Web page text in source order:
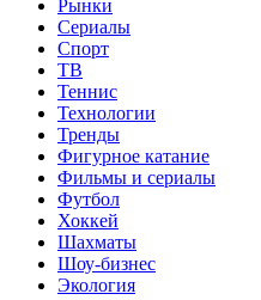
Рынки
Сериалы
Спорт
ТВ
Теннис
Технологии
Тренды
Фигурное катание
Фильмы и сериалы
Футбол
Хоккей
Шахматы
Шоу-бизнес
Экология